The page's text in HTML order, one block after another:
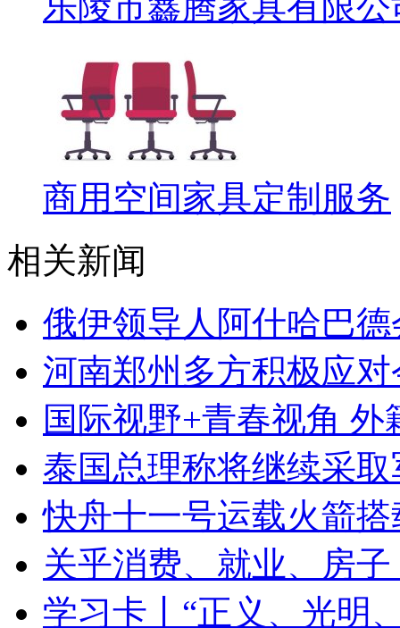
商用空间家具定制服务
相关新闻
俄伊领导人阿什哈巴
河南郑州多方积极应
国际视野+青春视角
泰国总理称将继续采
快舟十一号运载火箭
关乎消费、就业、房
学习卡丨“正义、光明